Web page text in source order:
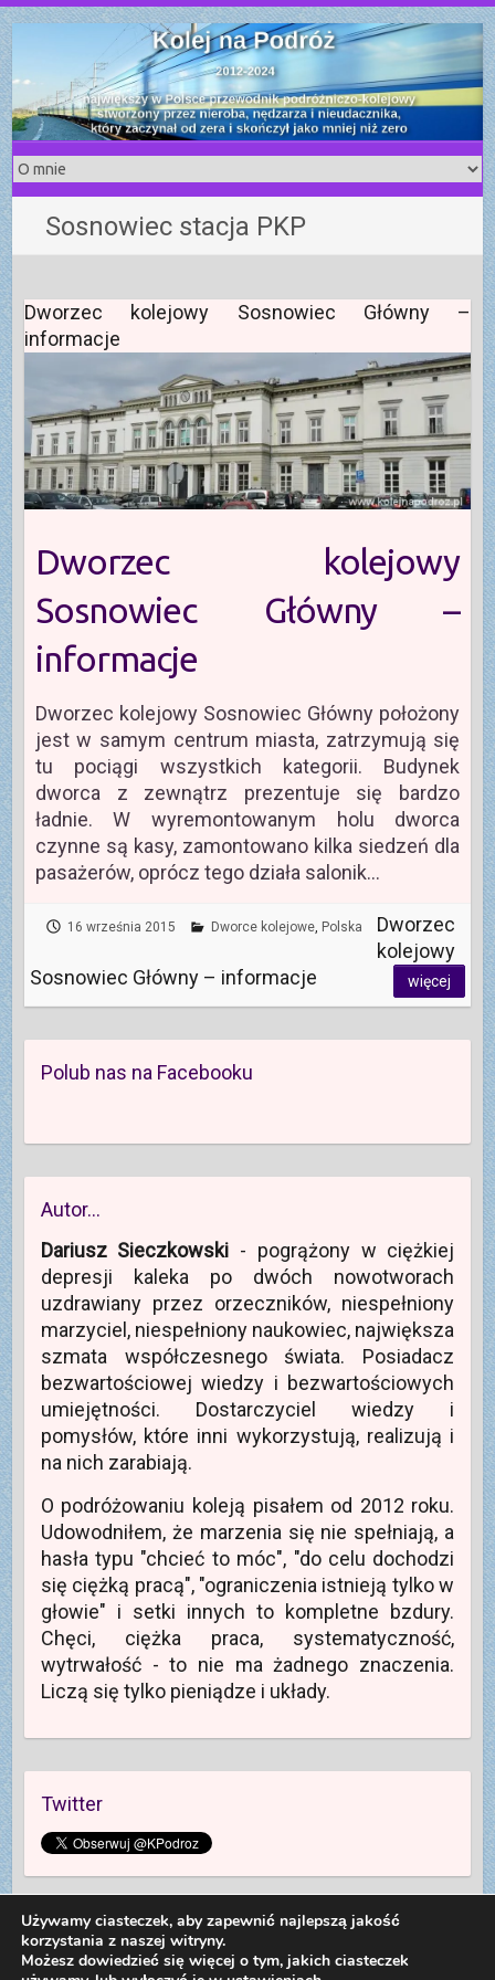
S
k
i
p
t
o
c
o
n
t
e
n
t
Sosnowiec stacja PKP
Dworzec kolejowy Sosnowiec Główny –
informacje
Dworzec kolejowy
Sosnowiec Główny –
informacje
Dworzec kolejowy Sosnowiec Główny położony
jest w samym centrum miasta, zatrzymują się
tu pociągi wszystkich kategorii. Budynek
dworca z zewnątrz prezentuje się bardzo
ładnie. W wyremontowanym holu dworca
czynne są kasy, zamontowano kilka siedzeń dla
pasażerów, oprócz tego działa salonik…
16 września 2015 Dworce kolejowe, Polska
Dworzec
kolejowy
Sosnowiec Główny – informacje
więcej
Polub nas na Facebooku
Autor…
Dariusz Sieczkowski - pogrążony w ciężkiej
depresji kaleka po dwóch nowotworach
uzdrawiany przez orzeczników, niespełniony
marzyciel, niespełniony naukowiec, największa
szmata współczesnego świata. Posiadacz
bezwartościowej wiedzy i bezwartościowych
umiejętności. Dostarczyciel wiedzy i
pomysłów, które inni wykorzystują, realizują i
na nich zarabiają.
O podróżowaniu koleją pisałem od 2012 roku.
Udowodniłem, że marzenia się nie spełniają, a
hasła typu "chcieć to móc", "do celu dochodzi
się ciężką pracą", "ograniczenia istnieją tylko w
głowie" i setki innych to kompletne bzdury.
Chęci, ciężka praca, systematyczność,
wytrwałość - to nie ma żadnego znaczenia.
Liczą się tylko pieniądze i układy.
Twitter
Używamy ciasteczek, aby zapewnić najlepszą jakość
korzystania z naszej witryny.
Możesz dowiedzieć się więcej o tym, jakich ciasteczek